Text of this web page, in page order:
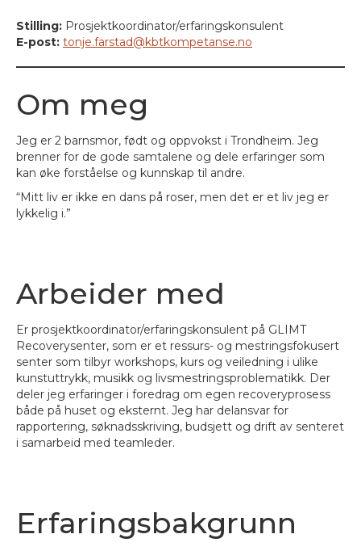
Stilling: Prosjektkoordinator/erfaringskonsulent
E-post: tonje.farstad@kbtkompetanse.no
Om meg
Jeg er 2 barnsmor, født og oppvokst i Trondheim. Jeg
brenner for de gode samtalene og dele erfaringer som
kan øke forståelse og kunnskap til andre.
“Mitt liv er ikke en dans på roser, men det er et liv jeg er
lykkelig i.”
Arbeider med
Er prosjektkoordinator/erfaringskonsulent på GLIMT
Recoverysenter, som er et ressurs- og mestringsfokusert
senter som tilbyr workshops, kurs og veiledning i ulike
kunstuttrykk, musikk og livsmestringsproblematikk. Der
deler jeg erfaringer i foredrag om egen recoveryprosess
både på huset og eksternt. Jeg har delansvar for
rapportering, søknadsskriving, budsjett og drift av senteret
i samarbeid med teamleder.
Erfaringsbakgrunn